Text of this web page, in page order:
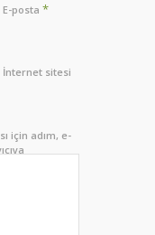
E-posta *
İnternet sitesi
için adım, e-